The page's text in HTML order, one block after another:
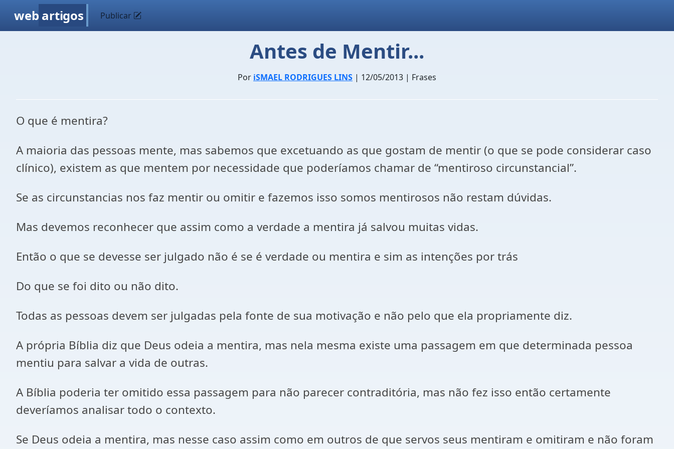
web artigos Publicar
Antes de Mentir...
Por iSMAEL RODRIGUES LINS | 12/05/2013 | Frases
O que é mentira?
A maioria das pessoas mente, mas sabemos que excetuando as que gostam de mentir (o que se pode considerar caso
clínico), existem as que mentem por necessidade que poderíamos chamar de “mentiroso circunstancial”.
Se as circunstancias nos faz mentir ou omitir e fazemos isso somos mentirosos não restam dúvidas.
Mas devemos reconhecer que assim como a verdade a mentira já salvou muitas vidas.
Então o que se devesse ser julgado não é se é verdade ou mentira e sim as intenções por trás
Do que se foi dito ou não dito.
Todas as pessoas devem ser julgadas pela fonte de sua motivação e não pelo que ela propriamente diz.
A própria Bíblia diz que Deus odeia a mentira, mas nela mesma existe uma passagem em que determinada pessoa
mentiu para salvar a vida de outras.
A Bíblia poderia ter omitido essa passagem para não parecer contraditória, mas não fez isso então certamente
deveríamos analisar todo o contexto.
Se Deus odeia a mentira, mas nesse caso assim como em outros de que servos seus mentiram e omitiram e não foram